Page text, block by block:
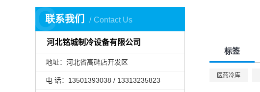
联系我们 Contact Us
C
河北铭城制冷设备有限公司
地址：河北省高碑店开发区
电 话：13501393038 / 13313235823
标签
医药冷库